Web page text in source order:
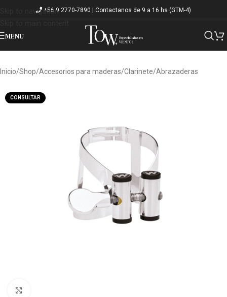
Skip to navigation
Skip to main content
+56 9 2770-7890 | Contactanos de 9 a 16 hs (GTM-4)
MENU
Inicio/Shop/Accesorios para maderas/Clarinete/Abrazaderas
CONSULTAR